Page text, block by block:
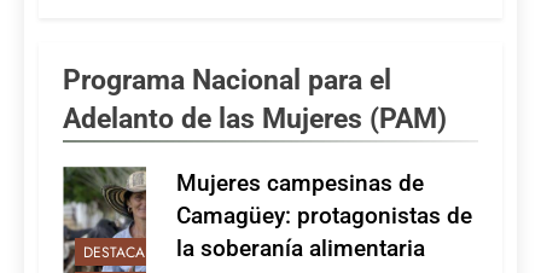
Programa Nacional para el
Adelanto de las Mujeres (PAM)
DESTACADAS
Mujeres campesinas de
Camagüey: protagonistas de
la soberanía alimentaria